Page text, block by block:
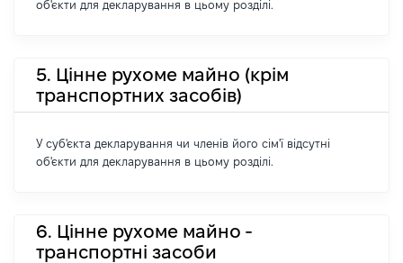
об'єкти для декларування в цьому розділі.
5. Цінне рухоме майно (крім
транспортних засобів)
У суб'єкта декларування чи членів його сім'ї відсутні
об'єкти для декларування в цьому розділі.
6. Цінне рухоме майно -
транспортні засоби